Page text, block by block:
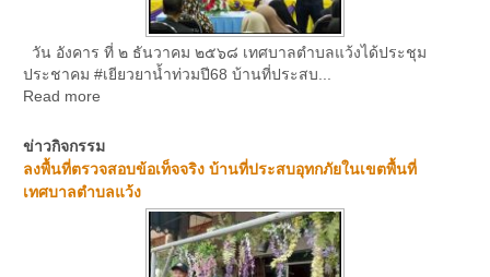
วัน อังคาร ที่ ๒ ธันวาคม ๒๕๖๘ เทศบาลตำบลแว้งได้ประชุม
ประชาคม #เยียวยาน้ำท่วมปี68 บ้านที่ประสบ...
Read more
ข่าวกิจกรรม
ลงพื้นที่ตรวจสอบข้อเท็จจริง บ้านที่ประสบอุทกภัยในเขตพื้นที่
เทศบาลตำบลแว้ง